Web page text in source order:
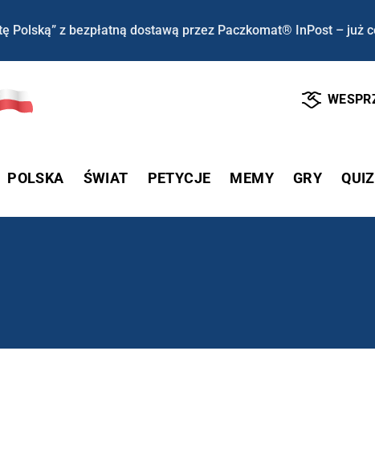
Polską” z bezpłatną dostawą przez Paczkomat® InPost – już
POLSKA ŚWIAT PETYCJE MEMY GRY